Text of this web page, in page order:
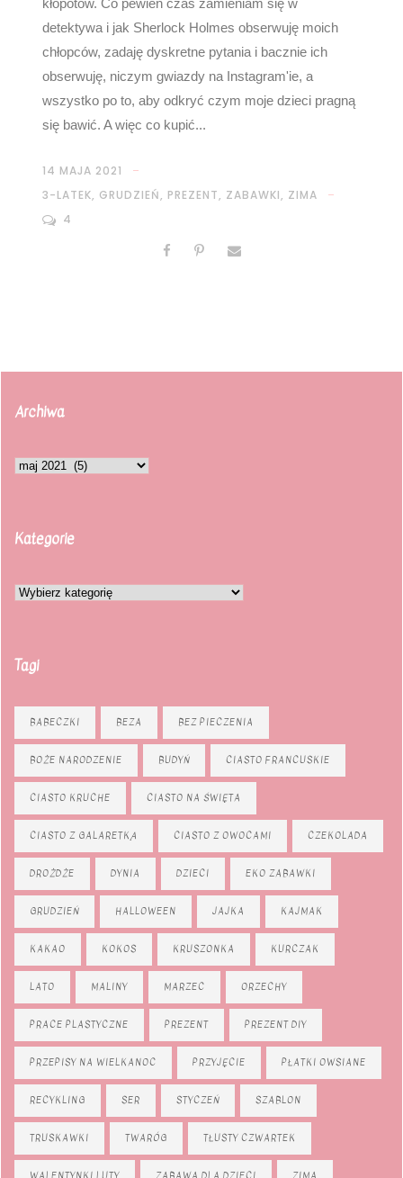
detektywa i jak Sherlock Holmes obserwuję moich
chłopców, zadaję dyskretne pytania i bacznie ich
obserwuję, niczym gwiazdy na Instagram'ie, a
wszystko po to, aby odkryć czym moje dzieci pragną
się bawić. A więc co kupić...
14 MAJA 2021
3-LATEK, GRUDZIEŃ, PREZENT, ZABAWKI, ZIMA
4
Archiwa
Kategorie
Tagi
BABECZKI BEZA BEZ PIECZENIA
BOŻE NARODZENIE BUDYŃ CIASTO FRANCUSKIE
CIASTO KRUCHE CIASTO NA ŚWIĘTA
CIASTO Z GALARETKĄ CIASTO Z OWOCAMI CZEKOLADA
DROŻDŻE DYNIA DZIECI EKO ZABAWKI
GRUDZIEŃ HALLOWEEN JAJKA KAJMAK
KAKAO KOKOS KRUSZONKA KURCZAK
LATO MALINY MARZEC ORZECHY
PRACE PLASTYCZNE PREZENT PREZENT DIY
PRZEPISY NA WIELKANOC PRZYJĘCIE PŁATKI OWSIANE
RECYKLING SER STYCZEŃ SZABLON
TRUSKAWKI TWARÓG TŁUSTY CZWARTEK